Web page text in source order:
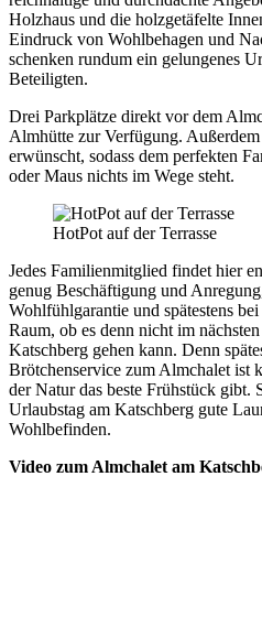
Holzhaus und die holzgetäfelte
Eindruck von Wohlbehagen und
schenken rundum ein gelungenes
Beteiligten.
Drei Parkplätze direkt vor dem
Almhütte zur Verfügung.
erwünscht, sodass dem perfekten
oder Maus nichts im Wege steht.
HotPot auf der Terrasse
Jedes Familienmitglied findet hier
genug Beschäftigung und
Wohlfühlgarantie und spätestens
Raum, ob es denn nicht im
Katschberg gehen kann. Denn
Brötchenservice zum Almchalet ist
der Natur das beste Frühstück gibt.
Urlaubstag am Katschberg gute
Wohlbefinden.
Video zum Almchalet am